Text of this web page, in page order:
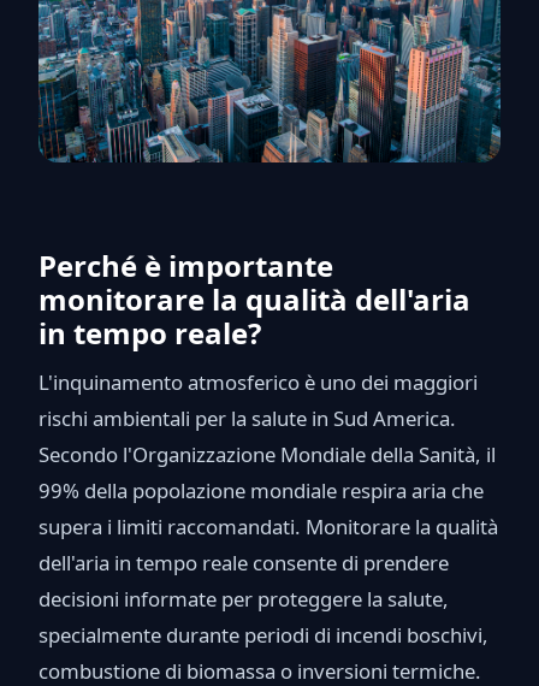
Perché è importante
monitorare la qualità dell'aria
in tempo reale?
L'inquinamento atmosferico è uno dei maggiori
rischi ambientali per la salute in Sud America.
Secondo l'Organizzazione Mondiale della Sanità, il
99% della popolazione mondiale respira aria che
supera i limiti raccomandati. Monitorare la qualità
dell'aria in tempo reale consente di prendere
decisioni informate per proteggere la salute,
specialmente durante periodi di incendi boschivi,
combustione di biomassa o inversioni termiche.